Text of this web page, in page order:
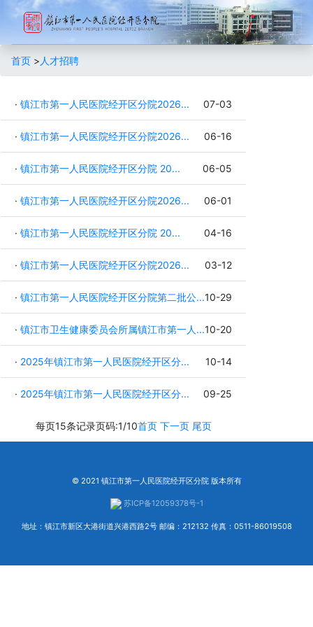
首页 > 人才招聘
· 镇江市第一人民医院经开区分院2026... 07-03
· 镇江市第一人民医院经开区分院2026... 06-16
· 镇江市第一人民医院经开区分院 20... 06-05
· 镇江市第一人民医院经开区分院2026... 06-01
· 镇江市第一人民医院经开区分院 20... 04-16
· 镇江市第一人民医院经开区分院2026... 03-12
· 镇江市第一人民医院经开区分院第二批公...10-29
· 镇江市卫生健康委员会所属镇江市第一人...10-20
· 2025年镇江市第一人民医院经开区分... 10-14
· 2025年镇江市第一人民医院经开区分... 09-25
每页15条记录页码:1/10首页 下一页 尾页
© 2021 镇江市第一人民医院经开区分院 版本所有
苏ICP备12059378号-1
地址：镇江市新区大港街道兴港西路2号 邮编：212132 传真：0511-86019508